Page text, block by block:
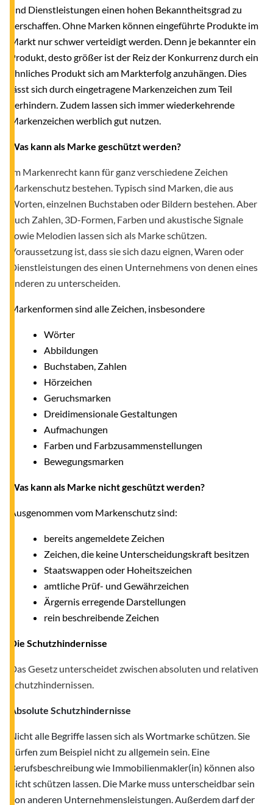
und Dienstleistungen einen hohen Bekanntheitsgrad zu
verschaffen. Ohne Marken können eingeführte Produkte im
Markt nur schwer verteidigt werden. Denn je bekannter ein
Produkt, desto größer ist der Reiz der Konkurrenz durch ein
ähnliches Produkt sich am Markterfolg anzuhängen. Dies
lässt sich durch eingetragene Markenzeichen zum Teil
verhindern. Zudem lassen sich immer wiederkehrende
Markenzeichen werblich gut nutzen.
Was kann als Marke geschützt werden?
Im Markenrecht kann für ganz verschiedene Zeichen
Markenschutz bestehen. Typisch sind Marken, die aus
Worten, einzelnen Buchstaben oder Bildern bestehen. Aber
auch Zahlen, 3D-Formen, Farben und akustische Signale
sowie Melodien lassen sich als Marke schützen.
Voraussetzung ist, dass sie sich dazu eignen, Waren oder
Dienstleistungen des einen Unternehmens von denen eines
anderen zu unterscheiden.
Markenformen sind alle Zeichen, insbesondere
Wörter
Abbildungen
Buchstaben, Zahlen
Hörzeichen
Geruchsmarken
Dreidimensionale Gestaltungen
Aufmachungen
Farben und Farbzusammenstellungen
Bewegungsmarken
Was kann als Marke nicht geschützt werden?
Ausgenommen vom Markenschutz sind:
bereits angemeldete Zeichen
Zeichen, die keine Unterscheidungskraft besitzen
Staatswappen oder Hoheitszeichen
amtliche Prüf- und Gewährzeichen
Ärgernis erregende Darstellungen
rein beschreibende Zeichen
Die Schutzhindernisse
Das Gesetz unterscheidet zwischen absoluten und relativen
Schutzhindernissen.
Absolute Schutzhindernisse
Nicht alle Begriffe lassen sich als Wortmarke schützen. Sie
dürfen zum Beispiel nicht zu allgemein sein. Eine
Berufsbeschreibung wie Immobilienmakler(in) können also
nicht schützen lassen. Die Marke muss unterscheidbar sein
von anderen Unternehmensleistungen. Außerdem darf der